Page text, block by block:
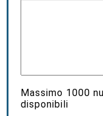
Massimo 1000
disponibili